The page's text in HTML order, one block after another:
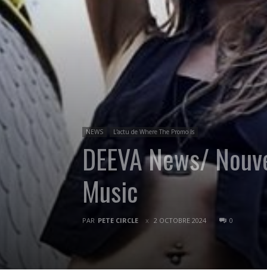
NEWS L'actu de Where The Promo Is
DEEVA News/
Music
PAR PETE CIRCLE 2 OCTOBRE 2024 0